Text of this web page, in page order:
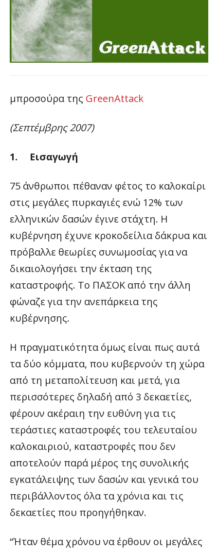
μπροσούρα της GreenAttack
(Σεπτέμβρης 2007)
1. Εισαγωγή
75 άνθρωποι πέθαναν φέτος το καλοκαίρι
στις μεγάλες πυρκαγιές ενώ 12% των
ελληνικών δασών έγινε στάχτη. Η
κυβέρνηση έχυνε κροκοδείλια δάκρυα και
πρόβαλλε θεωρίες συνωμοσίας για να
δικαιολογήσει την έκταση της
καταστροφής. Το ΠΑΣΟΚ από την άλλη
φώναζε για την ανεπάρκεια της
κυβέρνησης.
Η πραγματικότητα όμως είναι πως αυτά
τα δύο κόμματα, που κυβερνούν τη χώρα
από τη μεταπολίτευση και μετά, για
περισσότερες δηλαδή από 3 δεκαετίες,
φέρουν ακέραιη την ευθύνη για τις
τεράστιες καταστροφές του τελευταίου
καλοκαιριού, καταστροφές που δεν
αποτελούν παρά μέρος της συνολικής
εγκατάλειψης των δασών και γενικά του
περιβάλλοντος όλα τα χρόνια και τις
δεκαετίες που προηγήθηκαν.
“Ήταν θέμα χρόνου να έρθουν οι μεγάλες